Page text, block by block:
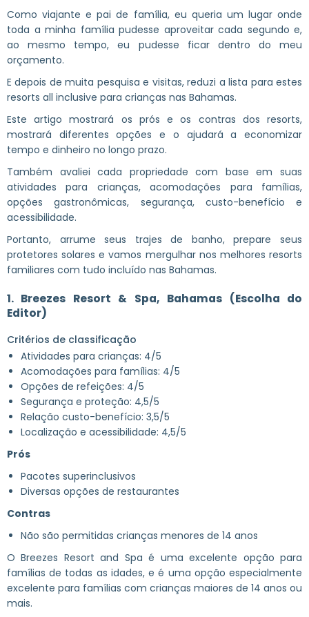
Como viajante e pai de família, eu queria um lugar onde
toda a minha família pudesse aproveitar cada segundo e,
ao mesmo tempo, eu pudesse ficar dentro do meu
orçamento.
E depois de muita pesquisa e visitas, reduzi a lista para estes
resorts all inclusive para crianças nas Bahamas.
Este artigo mostrará os prós e os contras dos resorts,
mostrará diferentes opções e o ajudará a economizar
tempo e dinheiro no longo prazo.
Também avaliei cada propriedade com base em suas
atividades para crianças, acomodações para famílias,
opções gastronômicas, segurança, custo-benefício e
acessibilidade.
Portanto, arrume seus trajes de banho, prepare seus
protetores solares e vamos mergulhar nos melhores resorts
familiares com tudo incluído nas Bahamas.
1. Breezes Resort & Spa, Bahamas (Escolha do
Editor)
Critérios de classificação
Atividades para crianças: 4/5
Acomodações para famílias: 4/5
Opções de refeições: 4/5
Segurança e proteção: 4,5/5
Relação custo-benefício: 3,5/5
Localização e acessibilidade: 4,5/5
Prós
Pacotes superinclusivos
Diversas opções de restaurantes
Contras
Não são permitidas crianças menores de 14 anos
O Breezes Resort and Spa é uma excelente opção para
famílias de todas as idades, e é uma opção especialmente
excelente para famílias com crianças maiores de 14 anos ou
mais.